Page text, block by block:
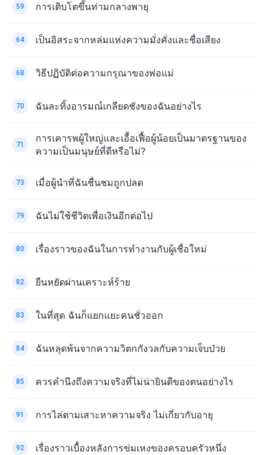
59 การเติบโตขึ้นท่ามกลางพายุ
64 เป็นอิสระจากหล่มแห่งความมั่งคั่งและชื่อเสียง
68 วิธีปฏิบัติต่อความกรุณาของพ่อแม่
70 ฉันละทิ้งอารมณ์เกลียดชังของฉันอย่างไร
71
การเคารพผู้ใหญ่และเอื้อเฟื้อผู้น้อยเป็นมาตรฐานของ
ความเป็นมนุษย์ที่ดีหรือไม่?
73 เมื่อผู้นำที่ฉันชื่นชมถูกปลด
79 ฉันไม่ใช้ชีวิตเพื่อเงินอีกต่อไป
80 เรื่องราวของฉันในการทำงานกับผู้เชื่อใหม่
82 ยืนหยัดผ่านเคราะห์ร้าย
83 ในที่สุด ฉันก็แยกแยะคนชั่วออก
84 ฉันหลุดพ้นจากความวิตกกังวลกับความเจ็บป่วย
85 ควรคำนึงถึงความจริงที่ไม่น่ายินดีของตนอย่างไร
91 การไล่ตามเสาะหาความจริง ไม่เกี่ยวกับอายุ
92 เรื่องราวเบื้องหลังการข่มเหงของครอบครัวหนึ่ง